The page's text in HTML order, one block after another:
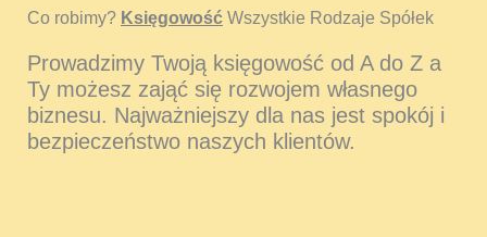
Co robimy? Księgowość Wszystkie Rodzaje Spółek
Prowadzimy Twoją księgowość od A do Z a
Ty możesz zająć się rozwojem własnego
biznesu. Najważniejszy dla nas jest spokój i
bezpieczeństwo naszych klientów.